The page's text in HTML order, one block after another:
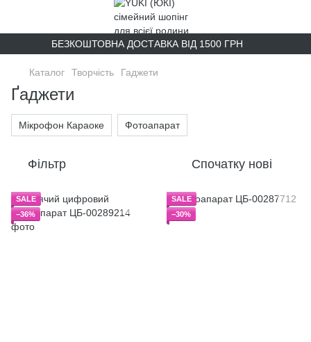
БЕЗКОШТОВНА ДОСТАВКА ВІД 1500 ГРН
Каталог Творчість Гаджети
Ґаджети
Мікрофон Караоке Фотоапарат
Фільтр Спочатку нові
SALE
−36%
SALE
−30%